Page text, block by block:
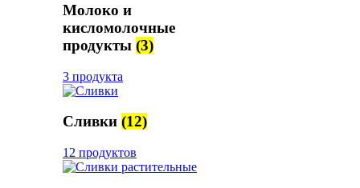
Молоко и
кисломолочные
продукты (3)
3 продукта
Сливки (12)
12 продуктов